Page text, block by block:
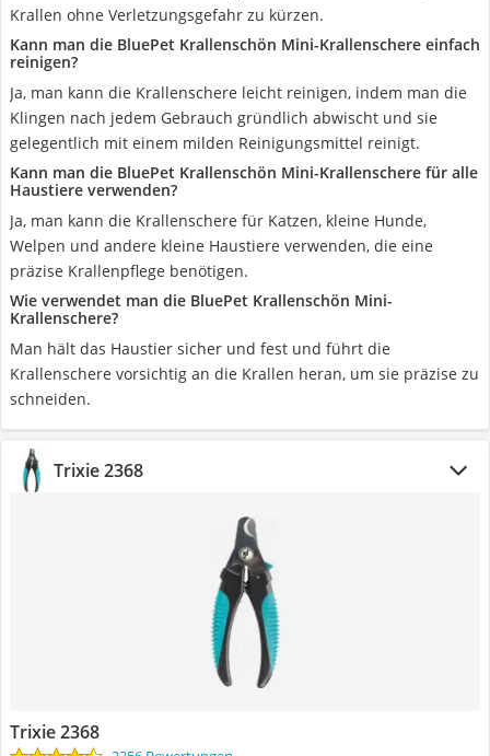
Krallen ohne Verletzungsgefahr zu kürzen.
Kann man die BluePet Krallenschön Mini-Krallenschere einfach
reinigen?
Ja, man kann die Krallenschere leicht reinigen, indem man die
Klingen nach jedem Gebrauch gründlich abwischt und sie
gelegentlich mit einem milden Reinigungsmittel reinigt.
Kann man die BluePet Krallenschön Mini-Krallenschere für alle
Haustiere verwenden?
Ja, man kann die Krallenschere für Katzen, kleine Hunde,
Welpen und andere kleine Haustiere verwenden, die eine
präzise Krallenpflege benötigen.
Wie verwendet man die BluePet Krallenschön Mini-
Krallenschere?
Man hält das Haustier sicher und fest und führt die
Krallenschere vorsichtig an die Krallen heran, um sie präzise zu
schneiden.
Trixie 2368
Trixie 2368